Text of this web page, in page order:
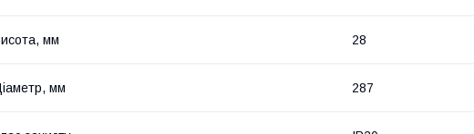
мм 28
мм 287